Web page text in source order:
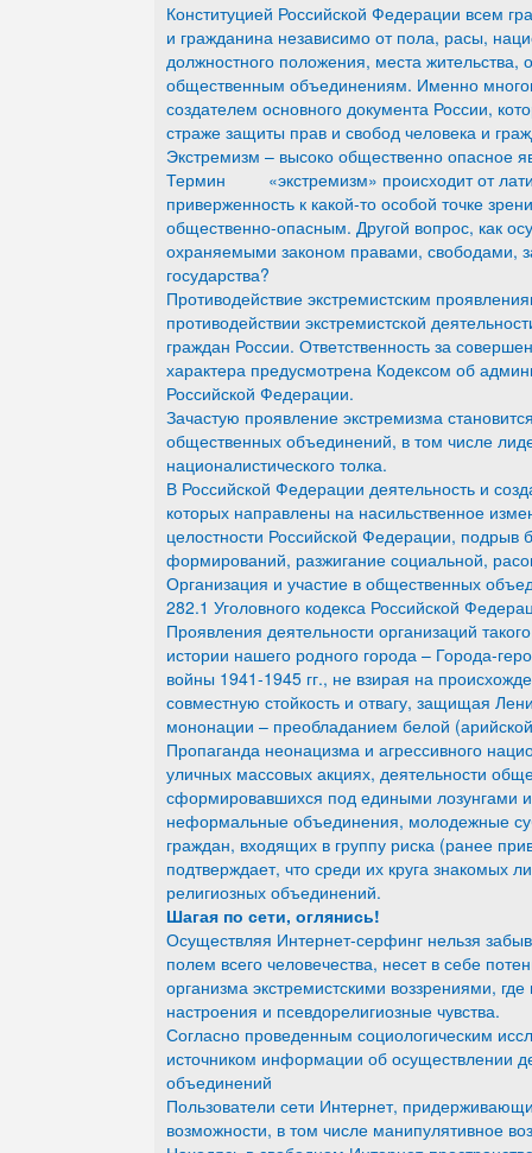
Конституцией Российской Федерации всем
и гражданина независимо от пола, расы,
должностного положения, места
общественным объединениям. Именно
создателем основного документа России,
страже защиты прав и свобод человека и
Экстремизм – высоко общественно опасное
Термин «экстремизм» происходит от
приверженность к какой-то особой точке
общественно-опасным. Другой вопрос, как
охраняемыми законом правами, свободами,
государства?
Противодействие экстремистским
противодействии экстремистской
граждан России. Ответственность за
характера предусмотрена Кодексом об
Российской Федерации.
Зачастую проявление экстремизма
общественных объединений, в том числе
националистического толка.
В Российской Федерации деятельность и
которых направлены на насильственное
целостности Российской Федерации, подрыв
формирований, разжигание социальной,
Организация и участие в общественных
282.1 Уголовного кодекса Российской
Проявления деятельности организаций
истории нашего родного города – Города-
войны 1941-1945 гг., не взирая на
совместную стойкость и отвагу, защищая
мононации – преобладанием белой
Пропаганда неонацизма и агрессивного
уличных массовых акциях, деятельности
сформировавшихся под едиными лозунгами
неформальные объединения, молодежные
граждан, входящих в группу риска (ранее
подтверждает, что среди их круга знакомых
религиозных объединений.
Шагая по сети, оглянись!
Осуществляя Интернет-серфинг нельзя
полем всего человечества, несет в себе
организма экстремистскими воззрениями,
настроения и псевдорелигиозные чувства.
Согласно проведенным социологическим
источником информации об осуществлении
объединений
Пользователи сети Интернет,
возможности, в том числе манипулятивное